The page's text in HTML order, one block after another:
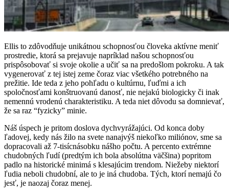
Ellis to zdôvodňuje unikátnou schopnosťou človeka aktívne meniť
prostredie, ktorá sa prejavuje napríklad našou schopnosťou
prispôsobovať si svoje okolie a učiť sa na predošlom pokroku. A tak
vygenerovať z tej istej zeme čoraz viac všetkého potrebného na
prežitie. Ide teda z jeho pohľadu o kultúrnu, ľuďmi a ich
spoločnosťami konštruovanú danosť, nie nejakú biologicky či inak
nemennú vrodenú charakteristiku. A teda niet dôvodu sa domnievať,
že sa raz “fyzicky” minie.
Náš úspech je pritom doslova dychvyrážajúci. Od konca doby
ľadovej, kedy nás žilo na svete nanajvýš niekoľko miliónov, sme sa
dopracovali až 7-tisícnásobku nášho počtu. A percento extrémne
chudobných ľudí (predtým ich bola absolútna väčšina) popritom
padlo na historické minimá s klesajúcim trendom. Niežeby niektorí
ľudia neboli chudobní, ale to je iná chudoba. Tých, ktorí nemajú čo
jesť, je naozaj čoraz menej.